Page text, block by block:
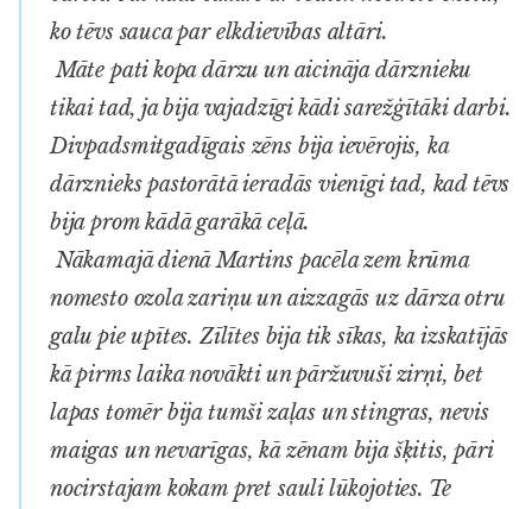
ko tēvs sauca par elkdievības altāri.
Māte pati kopa dārzu un aicināja dārznieku
tikai tad, ja bija vajadzīgi kādi sarežģītāki darbi.
Divpadsmitgadīgais zēns bija ievērojis, ka
dārznieks pastorātā ieradās vienīgi tad, kad tēvs
bija prom kādā garākā ceļā.
Nākamajā dienā Martins pacēla zem krūma
nomesto ozola zariņu un aizzagās uz dārza otru
galu pie upītes. Zīlītes bija tik sīkas, ka izskatījās
kā pirms laika novākti un pāržuvuši zirņi, bet
lapas tomēr bija tumši zaļas un stingras, nevis
maigas un nevarīgas, kā zēnam bija šķitis, pāri
nocirstajam kokam pret sauli lūkojoties. Te